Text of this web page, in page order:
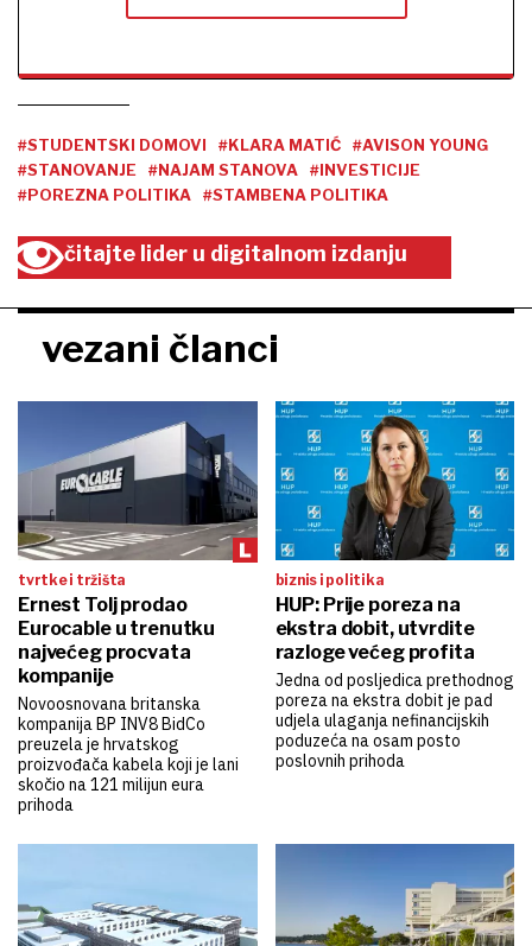
#STUDENTSKI DOMOVI #KLARA MATIĆ
#AVISON YOUNG
#STANOVANJE
#NAJAM STANOVA
#INVESTICIJE
#POREZNA POLITIKA
#STAMBENA POLITIKA
čitajte lider u digitalnom izdanju
vezani članci
tvrtke i tržišta
Ernest Tolj prodao
Eurocable u trenutku
najvećeg procvata
kompanije
Novoosnovana britanska
kompanija BP INV8 BidCo
preuzela je hrvatskog
proizvođača kabela koji je lani
skočio na 121 milijun eura
prihoda
biznis i politika
HUP: Prije poreza na
ekstra dobit, utvrdite
razloge većeg profita
Jedna od posljedica prethodnog
poreza na ekstra dobit je pad
udjela ulaganja nefinancijskih
poduzeća na osam posto
poslovnih prihoda